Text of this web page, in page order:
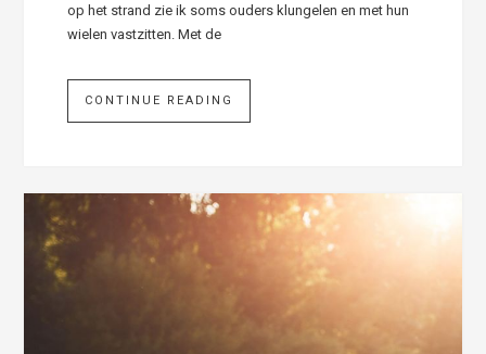
op het strand zie ik soms ouders klungelen en met hun
wielen vastzitten. Met de
CONTINUE READING